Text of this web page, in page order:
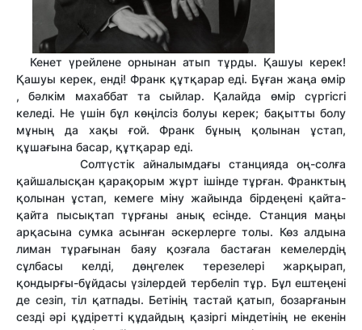
Кенет үрейлене орнынан атып тұрды. Қашуы керек!
Қашуы керек, енді! Франк құтқарар еді. Бұған жаңа өмір
, бәлкім махаббат та сыйлар. Қалайда өмір сүргісгі
келеді. Не үшін бұл көңілсіз болуы керек; бақытты болу
мұның да хақы ғой. Франк бұның қолынан ұстап,
құшағына басар, құтқарар еді.
Солтүстік айналымдағы станцияда оң-солға
қайшалысқан қарақорым жұрт ішінде тұрған. Франктың
қолынан ұстап, кемеге міну жайында бірдеңені қайта-
қайта пысықтап тұрғаны анық есінде. Станция маңы
арқасына сумка асынған әскерлерге толы. Көз алдына
лиман тұрағынан баяу қозғала бастаған кемелердің
сұлбасы келді, дөңгелек терезелері жарқырап,
қондырғы-бұйдасы үзілердей тербеліп тұр. Бұл ештеңені
де сезіп, тіл қатпады. Бетінің тастай қатып, бозарғанын
сезді әрі құдіретті құдайдың қазіргі міндетінің не екенін